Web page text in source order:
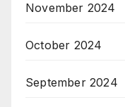
November 2024
October 2024
September 2024